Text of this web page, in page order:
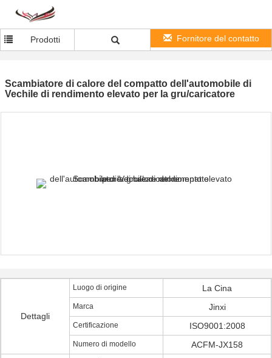
Prodotti Fornitore del contatto
Scambiatore di calore del compatto dell'automobile di
Vechile di rendimento elevato per la gru/caricatore
Dettagli
Luogo di origine La Cina
Marca Jinxi
Certificazione ISO9001:2008
Numero di modello ACFM-JX158